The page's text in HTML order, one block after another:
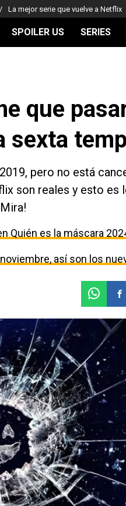
La mejor serie que vuelve a Netflix
SPOILER US SERIES
que
sexta
pero no está
son reales y esto es
Quién es la máscara
así son los